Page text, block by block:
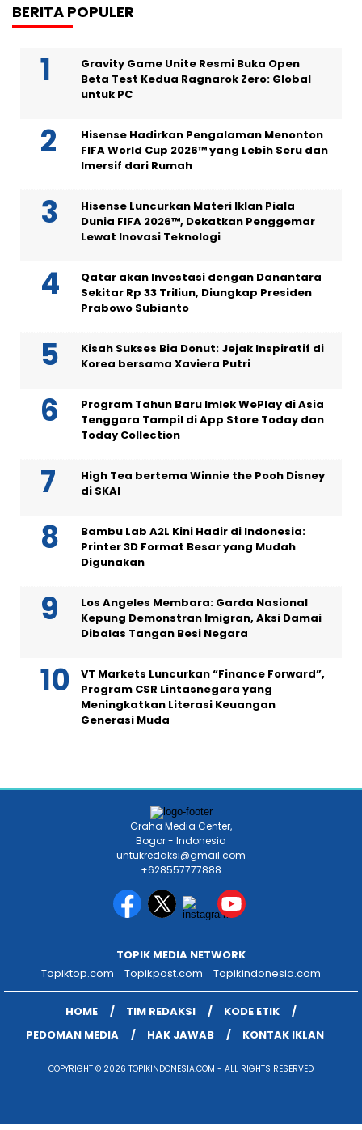
BERITA POPULER
Gravity Game Unite Resmi Buka Open
Beta Test Kedua Ragnarok Zero: Global
untuk PC
Hisense Hadirkan Pengalaman Menonton
FIFA World Cup 2026™ yang Lebih Seru dan
Imersif dari Rumah
Hisense Luncurkan Materi Iklan Piala
Dunia FIFA 2026™, Dekatkan Penggemar
Lewat Inovasi Teknologi
Qatar akan Investasi dengan Danantara
Sekitar Rp 33 Triliun, Diungkap Presiden
Prabowo Subianto
Kisah Sukses Bia Donut: Jejak Inspiratif di
Korea bersama Xaviera Putri
Program Tahun Baru Imlek WePlay di Asia
Tenggara Tampil di App Store Today dan
Today Collection
High Tea bertema Winnie the Pooh Disney
di SKAI
Bambu Lab A2L Kini Hadir di Indonesia:
Printer 3D Format Besar yang Mudah
Digunakan
Los Angeles Membara: Garda Nasional
Kepung Demonstran Imigran, Aksi Damai
Dibalas Tangan Besi Negara
VT Markets Luncurkan “Finance Forward”,
Program CSR Lintasnegara yang
Meningkatkan Literasi Keuangan
Generasi Muda
Graha Media Center,
Bogor - Indonesia
untukredaksi@gmail.com
+628557777888
TOPIK MEDIA NETWORK
Topiktop.com
Topikpost.com Topikindonesia.com
HOME TIM REDAKSI
KODE ETIK
PEDOMAN MEDIA
HAK JAWAB KONTAK IKLAN
COPYRIGHT © 2026 TOPIKINDONESIA.COM - ALL RIGHTS RESERVED